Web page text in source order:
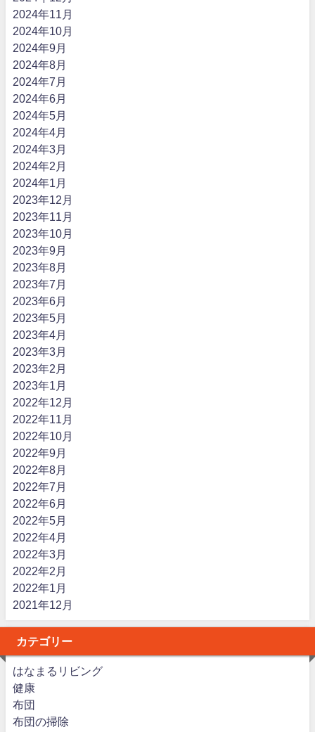
2024年11月
2024年10月
2024年9月
2024年8月
2024年7月
2024年6月
2024年5月
2024年4月
2024年3月
2024年2月
2024年1月
2023年12月
2023年11月
2023年10月
2023年9月
2023年8月
2023年7月
2023年6月
2023年5月
2023年4月
2023年3月
2023年2月
2023年1月
2022年12月
2022年11月
2022年10月
2022年9月
2022年8月
2022年7月
2022年6月
2022年5月
2022年4月
2022年3月
2022年2月
2022年1月
2021年12月
カテゴリー
はなまるリビング
健康
布団
布団の掃除